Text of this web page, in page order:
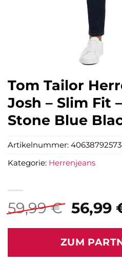
Tom Tailor
Josh – Slim Fit
Stone Blue
59,99€
Preis
war:
59,99
56,99
ZUM
Artikelnummer:
Kategorie: Herrenjeans